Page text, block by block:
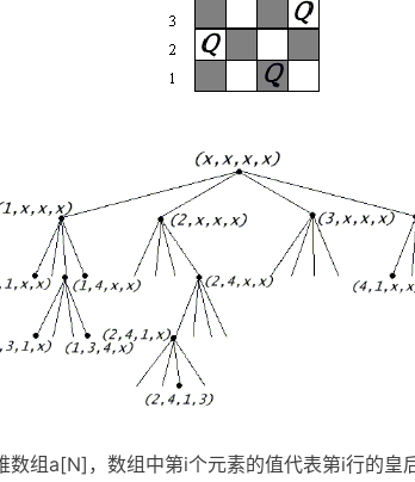
数组a[N]，数组中第i个元素的值代表第i行的皇